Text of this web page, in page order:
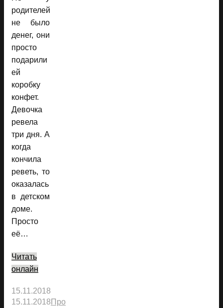
родителей
не было
денег, они
просто
подарили
ей
коробку
конфет.
Девочка
ревела
три дня. А
когда
кончила
реветь, то
оказалась
в детском
доме.
Просто
её…
Читать
онлайн
15.11.2018
15.11.2018 Про